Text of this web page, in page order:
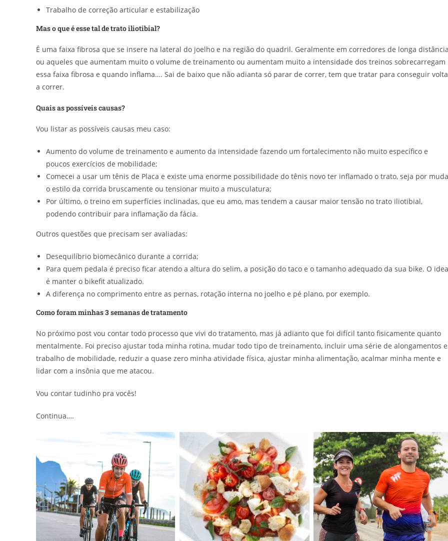
Trabalho de correção articular e estabilização
Mas o que é esse tal de trato iliotibial?
É uma faixa fibrosa que se insere na lateral do joelho e na região do quadril. Geralmente em corredores de longa
ou aqueles que aumentam muito o volume de treinamento ou aumentam muito a intensidade dos treinos sobrecarregam
essa faixa fibrosa e quando inflama…. Sai de baixo que não adianta só parar de correr, tem que tratar para conseguir
a correr.
Quais as possíveis causas?
Vou listar as possíveis causas meu caso:
Aumento do volume de treinamento e aumento da intensidade fazendo um fortalecimento não muito específico e
poucos exercícios de mobilidade;
Comecei a usar um tênis de Placa e existe uma enorme possibilidade do tênis novo ter inflamado o trato, seja por
o estilo da corrida bruscamente ou tensionar muito a musculatura;
Por último, o treino em superfícies inclinadas, que eu amo, mas tendem a causar maior tensão no trato iliotibial,
podendo contribuir para inflamação da fácia.
Outros questões que precisam ser avaliadas:
Desequilíbrio biomecânico durante a corrida;
Para quem pedala é preciso ficar atendo a altura do selim, a posição do taco e o tamanho adequado da sua bike. O
é manter o bikefit atualizado.
A diferença no comprimento entre as pernas, rotação interna no joelho e pé plano, por exemplo.
Como foram minhas 3 semanas de tratamento
No próximo post vou contar todo processo que vivi do tratamento, mas já adianto que foi difícil tanto fisicamente quanto
mentalmente. Foi preciso ajustar toda minha rotina, mudar todo tipo de treinamento, incluir uma série de alongamentos e
trabalho de mobilidade, reduzir a quase zero minha atividade física, ajustar minha alimentação, acalmar minha mente e
lidar com a insônia que me atacou.
Vou contar tudinho pra vocês!
Continua….